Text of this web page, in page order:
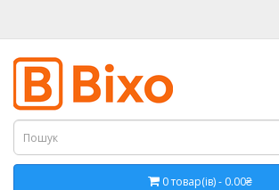
0 товар(ів) - 0.00₴